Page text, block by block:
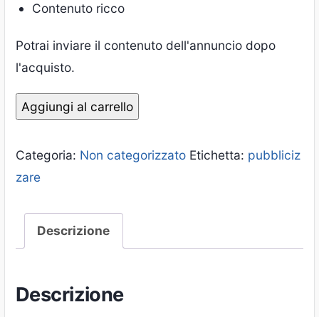
Contenuto ricco
Potrai inviare il contenuto dell'annuncio dopo
l'acquisto.
Aggiungi al carrello
Categoria: Non categorizzato Etichetta: pubbliciz
zare
Descrizione
Descrizione